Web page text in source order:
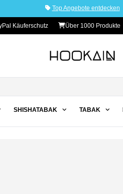
Top Angebote entdecken
Käuferschutz Über 1000 Produkte
SHISHATABAK TABAK